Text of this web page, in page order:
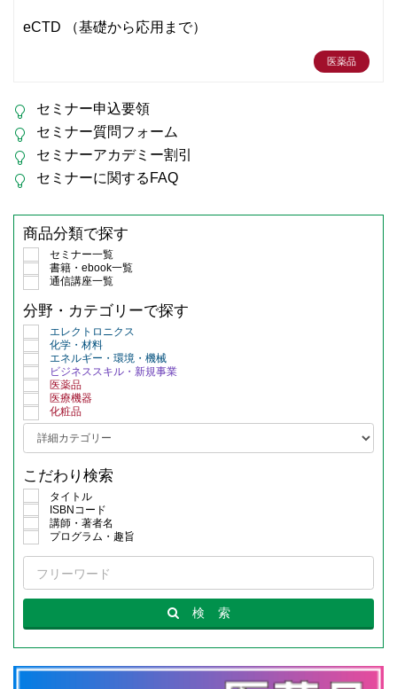
eCTD （基礎から応用まで）
医薬品
セミナー申込要領
セミナー質問フォーム
セミナーアカデミー割引
セミナーに関するFAQ
商品分類で探す
セミナー一覧
書籍・ebook一覧
通信講座一覧
分野・カテゴリーで探す
エレクトロニクス
化学・材料
エネルギー・環境・機械
ビジネススキル・新規事業
医薬品
医療機器
化粧品
こだわり検索
タイトル
ISBNコード
講師・著者名
プログラム・趣旨
検 索